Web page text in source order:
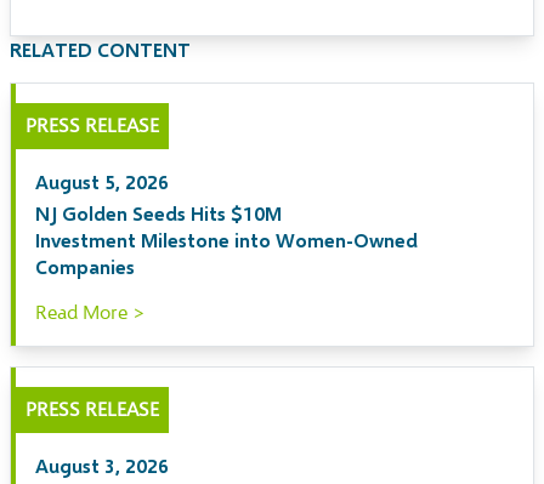
RELATED CONTENT
PRESS RELEASE
August 5, 2026
NJ Golden Seeds Hits $10M
Investment Milestone into Women-Owned
Companies
Read More >
PRESS RELEASE
August 3, 2026